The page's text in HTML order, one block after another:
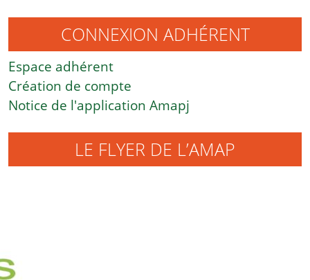
CONNEXION ADHÉRENT
Espace adhérent
Création de compte
Notice de l'application Amapj
LE FLYER DE L’AMAP